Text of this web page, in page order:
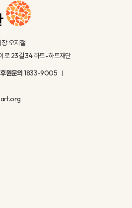
오지철
로 23길 34 하트-하트재단
후원문의1833-9005